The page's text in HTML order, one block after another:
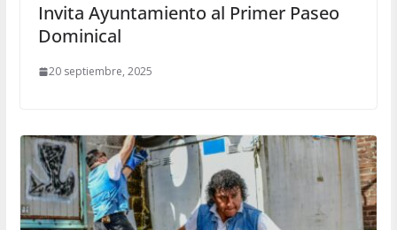
Invita Ayuntamiento al Primer Paseo
Dominical
20 septiembre, 2025